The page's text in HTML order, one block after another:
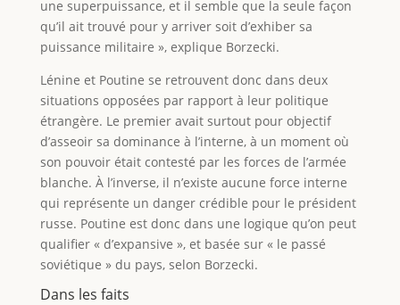
une superpuissance, et il semble que la seule façon
qu’il ait trouvé pour y arriver soit d’exhiber sa
puissance militaire », explique Borzecki.
Lénine et Poutine se retrouvent donc dans deux
situations opposées par rapport à leur politique
étrangère. Le premier avait surtout pour objectif
d’asseoir sa dominance à l’interne, à un moment où
son pouvoir était contesté par les forces de l’armée
blanche. À l’inverse, il n’existe aucune force interne
qui représente un danger crédible pour le président
russe. Poutine est donc dans une logique qu’on peut
qualifier « d’expansive », et basée sur « le passé
soviétique » du pays, selon Borzecki.
Dans les faits